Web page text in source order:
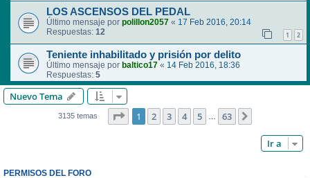
LOS ASCENSOS DEL PEDAL
Último mensaje por polillon2057 « 17 Feb 2016, 20:14
Respuestas: 12 1 2
Teniente inhabilitado y prisión por delito
Último mensaje por baltico17 « 14 Feb 2016, 18:36
Respuestas: 5
Nuevo Tema
3135 temas Página de 63
1 2 3 4 5 63
Ir a
PERMISOS DEL FORO